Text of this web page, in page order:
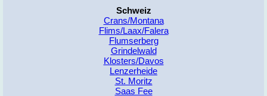
Schweiz
Crans/Montana
Flims/Laax/Falera
Flumserberg
Grindelwald
Klosters/Davos
Lenzerheide
St. Moritz
Saas Fee